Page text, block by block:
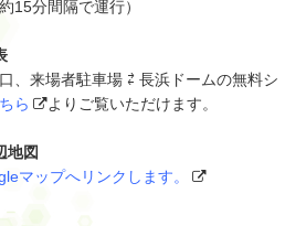
15分間隔で運行）
、来場者駐車場 ⇄ 長浜ドームの無料シ
ら よりご覧いただけます。
地図
マップへリンクします。